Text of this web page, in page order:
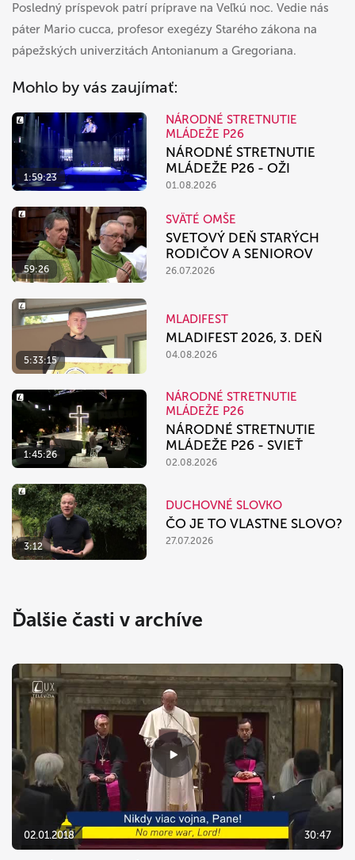
Posledný príspevok patrí príprave na Veľkú noc. Vedie nás
páter Mario cucca, profesor exegézy Starého zákona na
pápežských univerzitách Antonianum a Gregoriana.
Mohlo by vás zaujímať:
1:59:23
NÁRODNÉ STRETNUTIE
MLÁDEŽE P26
NÁRODNÉ STRETNUTIE
MLÁDEŽE P26 - OŽI
01.08.2026
59:26
SVÄTÉ OMŠE
SVETOVÝ DEŇ STARÝCH
RODIČOV A SENIOROV
26.07.2026
5:33:15
MLADIFEST
MLADIFEST 2026, 3. DEŇ
04.08.2026
1:45:26
NÁRODNÉ STRETNUTIE
MLÁDEŽE P26
NÁRODNÉ STRETNUTIE
MLÁDEŽE P26 - SVIEŤ
02.08.2026
3:12
DUCHOVNÉ SLOVKO
ČO JE TO VLASTNE SLOVO?
27.07.2026
Ďalšie časti v archíve
02.01.2018 30:47